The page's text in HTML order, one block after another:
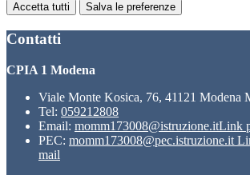
Accetta tutti Salva le preferenze
Contatti
CPIA 1 Modena
Viale Monte Kosica, 76, 41121 Modena
Tel: 059212808
Email: momm173008@istruzione.itLink
PEC: momm173008@pec.istruzione.it
mail